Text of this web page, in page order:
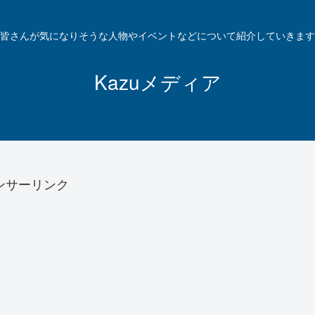
さんが気になりそうな人物やイベントなどについて紹介していきま
Kazuメディア
サーリンク